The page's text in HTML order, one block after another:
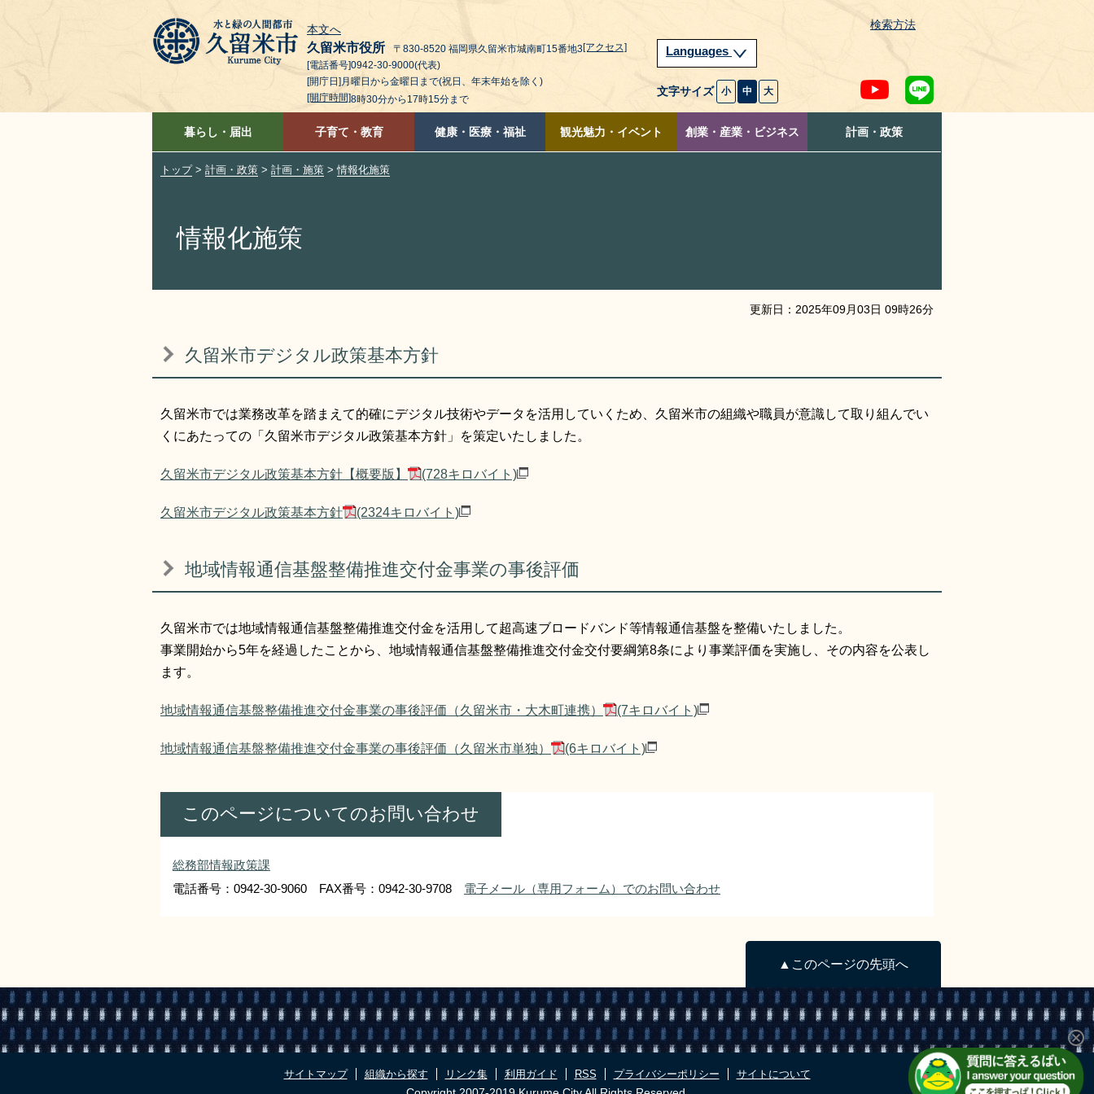
本文へ 検索方法
久留米市役所 〒830-8520 福岡県久留米市城南町15番地3[アクセス]
[電話番号]0942-30-9000(代表)
[開庁日]月曜日から金曜日まで(祝日、年末年始を除く)
[開庁時間]8時30分から17時15分まで
Languages
文字サイズ 小 中 大
暮らし・届出 子育て・教育 健康・医療・福祉 観光魅力・イベント 創業・産業・ビジネス 計画・政策
トップ> 計画・政策 > 計画・施策 >情報化施策
情報化施策
更新日： 2025年09月03日 09時26分
久留米市デジタル政策基本方針
久留米市では業務改革を踏まえて的確にデジタル技術やデータを活用していくため、久留米市の組織や職員が意識して取り組んでい
くにあたっての「久留米市デジタル政策基本方針」を策定いたしました。
久留米市デジタル政策基本方針【概要版】 (728キロバイト)
久留米市デジタル政策基本方針 (2324キロバイト)
地域情報通信基盤整備推進交付金事業の事後評価
久留米市では地域情報通信基盤整備推進交付金を活用して超高速ブロードバンド等情報通信基盤を整備いたしました。
事業開始から5年を経過したことから、地域情報通信基盤整備推進交付金交付要綱第8条により事業評価を実施し、その内容を公表し
ます。
地域情報通信基盤整備推進交付金事業の事後評価（久留米市・大木町連携） (7キロバイト)
地域情報通信基盤整備推進交付金事業の事後評価（久留米市単独） (6キロバイト)
このページについてのお問い合わせ
総務部情報政策課
電話番号：0942-30-9060 FAX番号：0942-30-9708 電子メール（専用フォーム）でのお問い合わせ
▲このページの先頭へ
サイトマップ 組織から探す リンク集 利用ガイド RSS プライバシーポリシー サイトについて